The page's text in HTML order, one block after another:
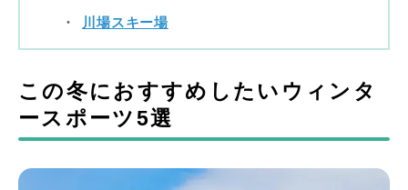
川場スキー場
この冬におすすめしたいウィンタ
ースポーツ5選